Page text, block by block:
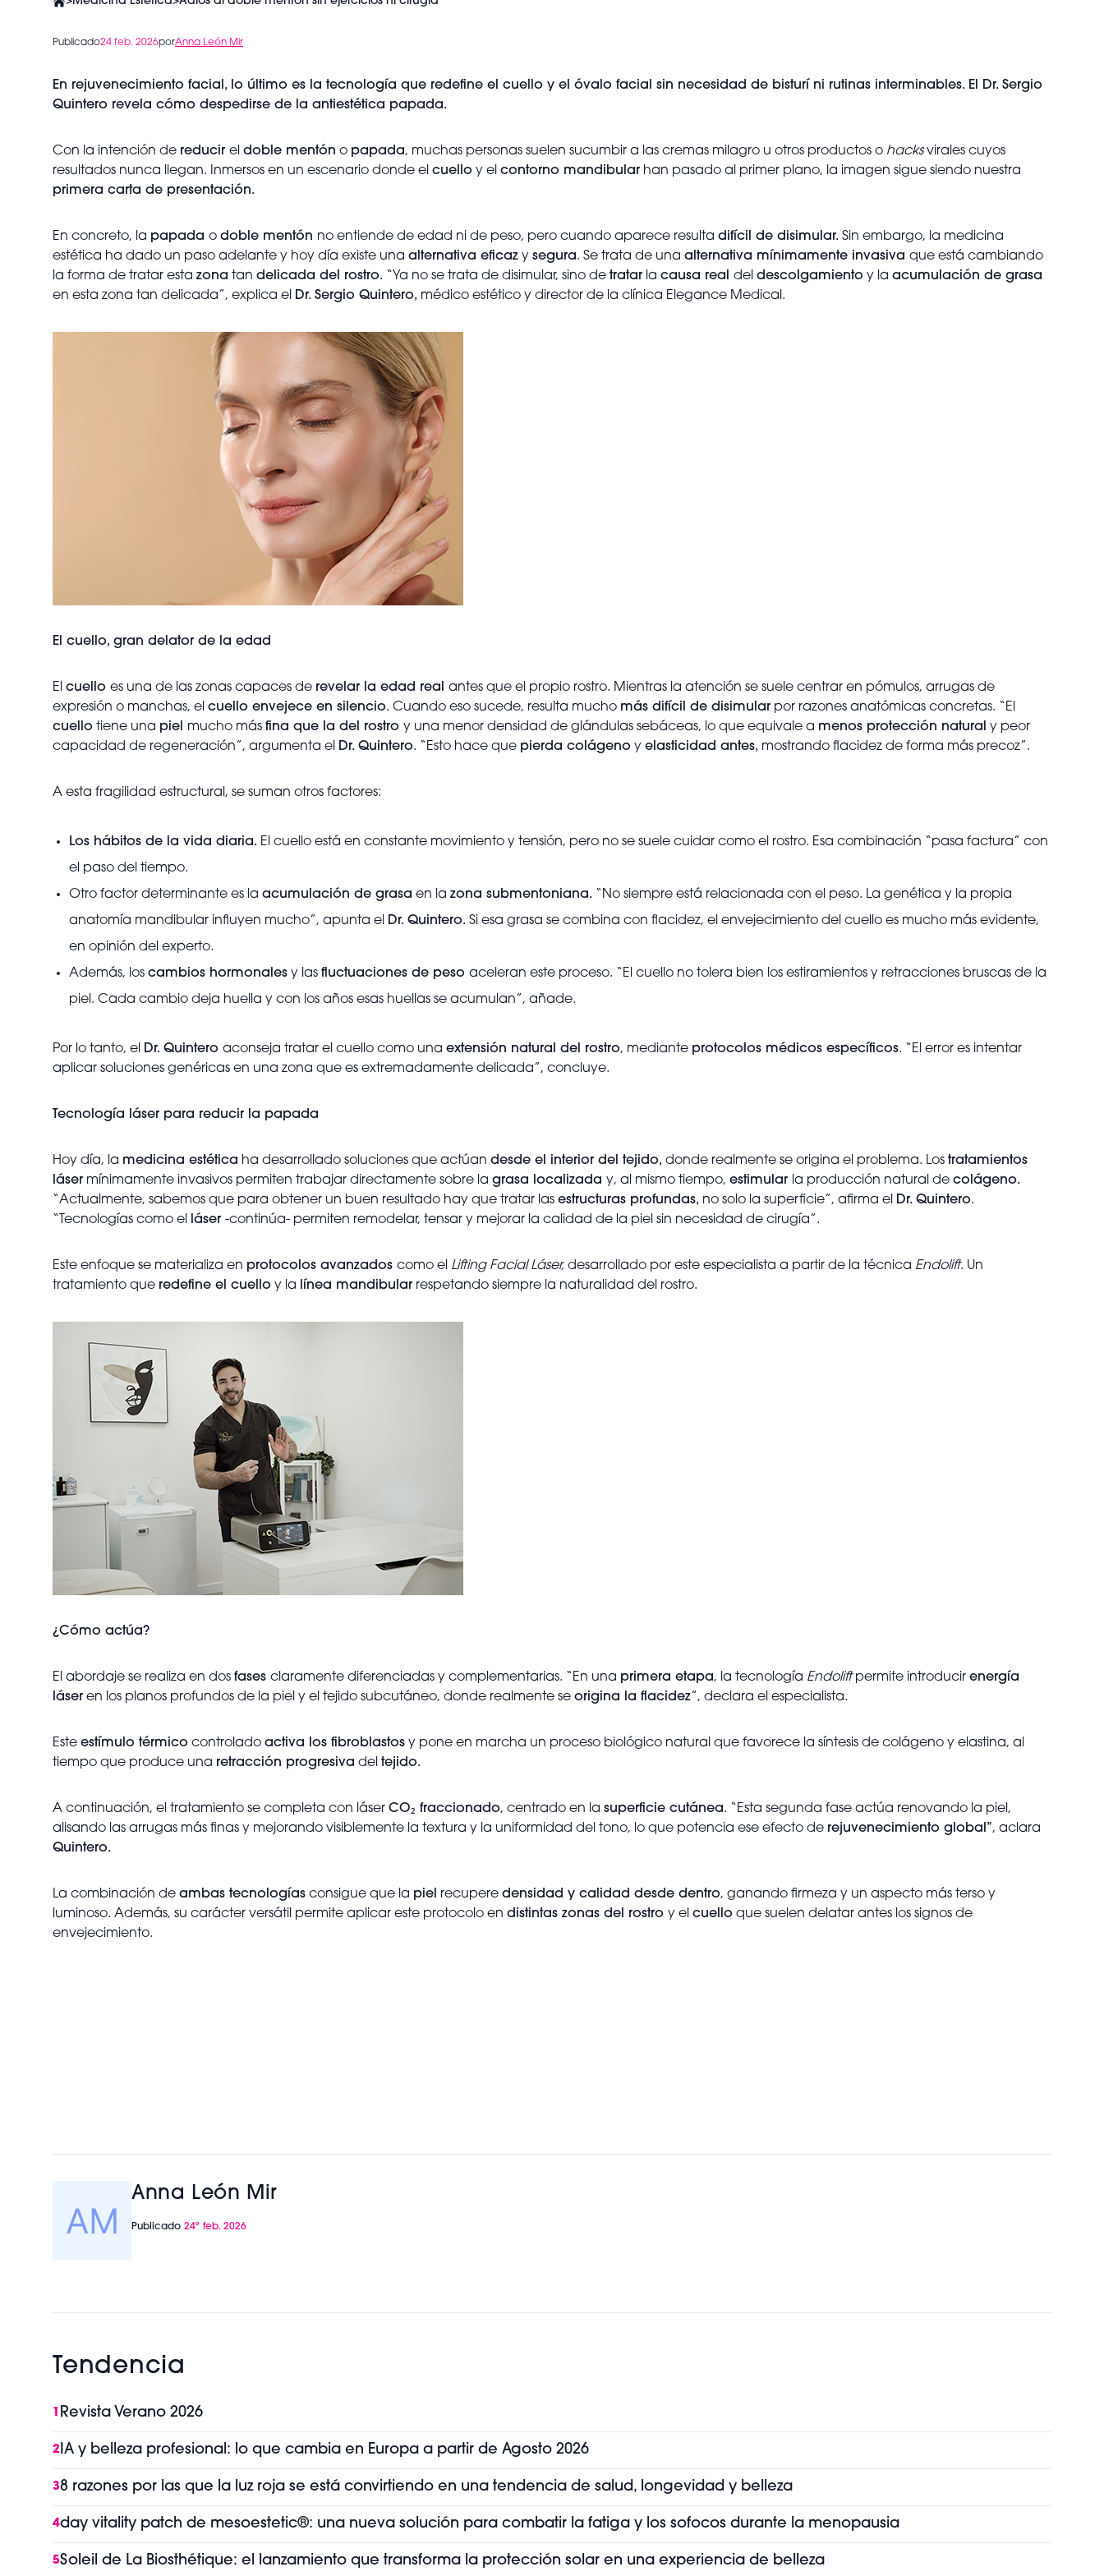
Publicado24 feb. 2026porAnna León Mir
En rejuvenecimiento facial, lo último es la tecnología que redefine el cuello y el óvalo facial sin necesidad de bisturí ni rutinas interminables. El Dr. Sergio
Quintero revela cómo despedirse de la antiestética papada.
Con la intención de reducir el doble mentón o papada, muchas personas suelen sucumbir a las cremas milagro u otros productos o hacksvirales cuyos
resultados nunca llegan. Inmersos en un escenario donde el cuello y el contorno mandibular han pasado al primer plano, la imagen sigue siendo nuestra
primera carta de presentación.
En concreto, la papada o doble mentón no entiende de edad ni de peso, pero cuando aparece resulta difícil de disimular. Sin embargo, la medicina
estética ha dado un paso adelante y hoy día existe una alternativa eficaz y segura. Se trata de una alternativa mínimamente invasiva que está cambiando
la forma de tratar esta zona tan delicada del rostro. “Ya no se trata de disimular, sino de tratar la causa real del descolgamiento y la acumulación de grasa
en esta zona tan delicada”, explica el Dr. Sergio Quintero, médico estético y director de la clínica Elegance Medical.
El cuello, gran delator de la edad
El cuello es una de las zonas capaces de revelar la edad real antes que el propio rostro. Mientras la atención se suele centrar en pómulos, arrugas de
expresión o manchas, el cuello envejece en silencio. Cuando eso sucede, resulta mucho más difícil de disimular por razones anatómicas concretas. “El
cuello tiene una piel mucho más fina que la del rostro y una menor densidad de glándulas sebáceas, lo que equivale a menos protección natural y peor
capacidad de regeneración”, argumenta el Dr. Quintero. “Esto hace que pierda colágeno y elasticidad antes, mostrando flacidez de forma más precoz”.
A esta fragilidad estructural, se suman otros factores:
Los hábitos de la vida diaria. El cuello está en constante movimiento y tensión, pero no se suele cuidar como el rostro. Esa combinación “pasa factura” con
el paso del tiempo.
Otro factor determinante es la acumulación de grasa en la zona submentoniana. “No siempre está relacionada con el peso. La genética y la propia
anatomía mandibular influyen mucho”, apunta el Dr. Quintero. Si esa grasa se combina con flacidez, el envejecimiento del cuello es mucho más evidente,
en opinión del experto.
Además, los cambios hormonales y las fluctuaciones de peso aceleran este proceso. “El cuello no tolera bien los estiramientos y retracciones bruscas de la
piel. Cada cambio deja huella y con los años esas huellas se acumulan”, añade.
Por lo tanto, el Dr. Quintero aconseja tratar el cuello como una extensión natural del rostro, mediante protocolos médicos específicos. “El error es intentar
aplicar soluciones genéricas en una zona que es extremadamente delicada”, concluye.
Tecnología láser para reducir la papada
Hoy día, la medicina estética ha desarrollado soluciones que actúan desde el interior del tejido, donde realmente se origina el problema. Los tratamientos
láser mínimamente invasivos permiten trabajar directamente sobre la grasa localizada y, al mismo tiempo, estimular la producción natural de colágeno.
“Actualmente, sabemos que para obtener un buen resultado hay que tratar las estructuras profundas, no solo la superficie”, afirma el Dr. Quintero.
“Tecnologías como el
láser -continúa- permiten remodelar, tensar y mejorar la calidad de la piel sin necesidad de cirugía”.
Este enfoque se materializa en protocolos avanzados como el Lifting Facial Láser, desarrollado por este especialista a partir de la técnica Endolift. Un
tratamiento que redefine el cuello y la línea mandibular respetando siempre la naturalidad del rostro.
¿Cómo actúa?
El abordaje se realiza en dos fases claramente diferenciadas y complementarias. “En una primera etapa, la tecnología Endoliftpermite introducir energía
láser en los planos profundos de la piel y el tejido subcutáneo, donde realmente se origina la flacidez”, declara el especialista.
Este estímulo térmico controlado activa los fibroblastos y pone en marcha un proceso biológico natural que favorece la síntesis de colágeno y elastina, al
tiempo que produce una retracción progresiva del tejido.
A continuación, el tratamiento se completa con láser CO₂ fraccionado, centrado en la superficie cutánea. “Esta segunda fase actúa renovando la piel,
alisando las arrugas más finas y mejorando visiblemente la textura y la uniformidad del tono, lo que potencia ese efecto de rejuvenecimiento global”, aclara
Quintero.
La combinación de ambas tecnologías consigue que la piel recupere densidad y calidad desde dentro, ganando firmeza y un aspecto más terso y
luminoso. Además, su carácter versátil permite aplicar este protocolo en distintas zonas del rostro y el cuello que suelen delatar antes los signos de
envejecimiento.
Anna León Mir
Publicado 24º feb. 2026
Tendencia
1 Revista Verano 2026
2IA y belleza profesional: lo que cambia en Europa a partir de Agosto 2026
38 razones por las que la luz roja se está convirtiendo en una tendencia de salud, longevidad y belleza
4day vitality patch de mesoestetic®: una nueva solución para combatir la fatiga y los sofocos durante la menopausia
5Soleil de La Biosthétique: el lanzamiento que transforma la protección solar en una experiencia de belleza